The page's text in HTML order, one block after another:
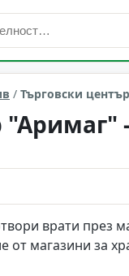
Пловдив
/ Търговски
"Аримаг"
врати през
от магазини за